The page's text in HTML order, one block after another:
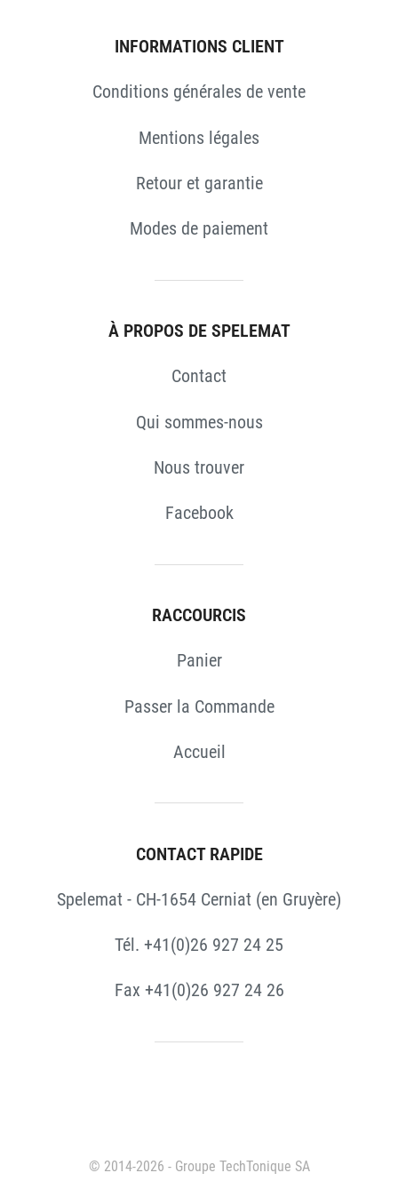
INFORMATIONS CLIENT
Conditions générales de vente
Mentions légales
Retour et garantie
Modes de paiement
À PROPOS DE SPELEMAT
Contact
Qui sommes-nous
Nous trouver
Facebook
RACCOURCIS
Panier
Passer la Commande
Accueil
CONTACT RAPIDE
Spelemat - CH-1654 Cerniat (en Gruyère)
Tél. +41(0)26 927 24 25
Fax +41(0)26 927 24 26
© 2014-2026 - Groupe TechTonique SA